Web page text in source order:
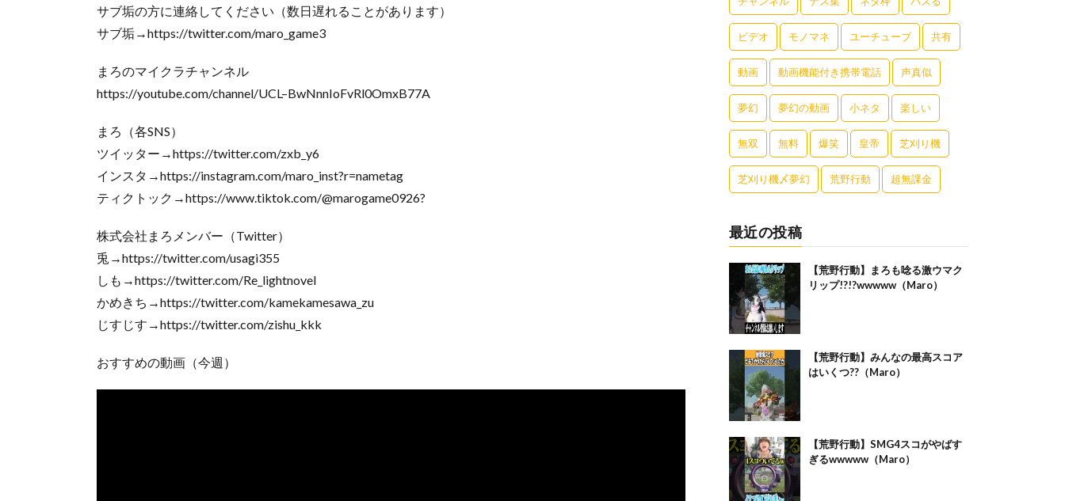
サブ垢の方に連絡してください（数日遅れることがあります）
サブ垢→https://twitter.com/maro_game3
まろのマイクラチャンネル
https://youtube.com/channel/UCL–BwNnnIoFvRl0OmxB77A
まろ（各SNS）
ツイッター→https://twitter.com/zxb_y6
インスタ→https://instagram.com/maro_inst?r=nametag
ティクトック→https://www.tiktok.com/@marogame0926?
株式会社まろメンバー（Twitter）
兎→https://twitter.com/usagi355
しも→https://twitter.com/Re_lightnovel
かめきち→https://twitter.com/kamekamesawa_zu
じすじす→https://twitter.com/zishu_kkk
おすすめの動画（今週）
ビデオ モノマネ ユーチューブ 共有
動画 動画機能付き携帯電話 声真似
夢幻 夢幻の動画 小ネタ 楽しい
無双 無料 爆笑 皇帝 芝刈り機
芝刈り機〆夢幻 荒野行動 超無課金
最近の投稿
【荒野行動】まろも唸る激ウマク
リップ!?!?wwwww（Maro）
【荒野行動】みんなの最高スコア
はいくつ??（Maro）
【荒野行動】SMG4スコがやばす
ぎるwwwww（Maro）